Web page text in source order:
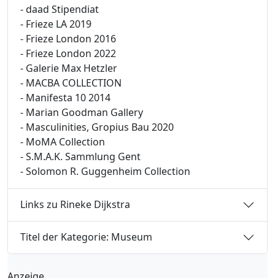
- daad Stipendiat
- Frieze LA 2019
- Frieze London 2016
- Frieze London 2022
- Galerie Max Hetzler
- MACBA COLLECTION
- Manifesta 10 2014
- Marian Goodman Gallery
- Masculinities, Gropius Bau 2020
- MoMA Collection
- S.M.A.K. Sammlung Gent
- Solomon R. Guggenheim Collection
Links zu Rineke Dijkstra
Titel der Kategorie: Museum